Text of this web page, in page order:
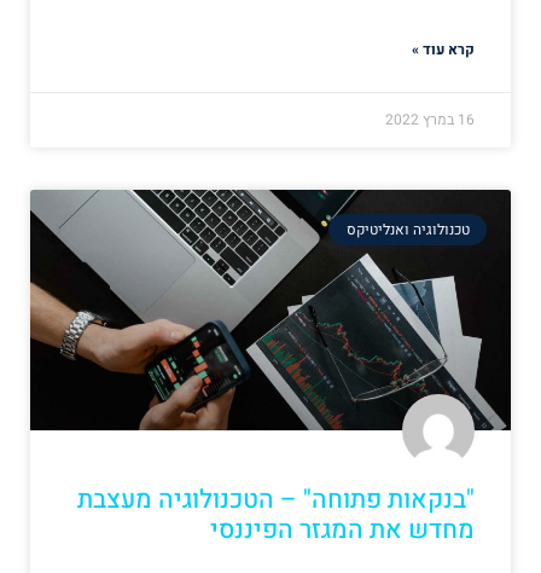
קרא עוד »
16 במרץ 2022
טכנולוגיה ואנליטיקס
"בנקאות פתוחה" – הטכנולוגיה מעצבת
מחדש את המגזר הפיננסי